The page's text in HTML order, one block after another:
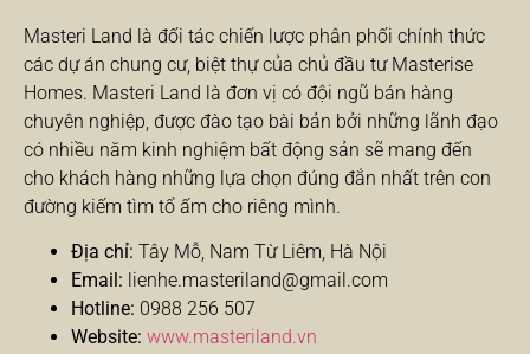
Masteri Land là đối tác chiến lược phân phối chính thức
các dự án chung cư, biệt thự của chủ đầu tư Masterise
Homes. Masteri Land là đơn vị có đội ngũ bán hàng
chuyên nghiệp, được đào tạo bài bản bởi những lãnh đạo
có nhiều năm kinh nghiệm bất động sản sẽ mang đến
cho khách hàng những lựa chọn đúng đắn nhất trên con
đường kiếm tìm tổ ấm cho riêng mình.
Địa chỉ: Tây Mỗ, Nam Từ Liêm, Hà Nội
Email: lienhe.masteriland@gmail.com
Hotline: 0988 256 507
Website: www.masteriland.vn